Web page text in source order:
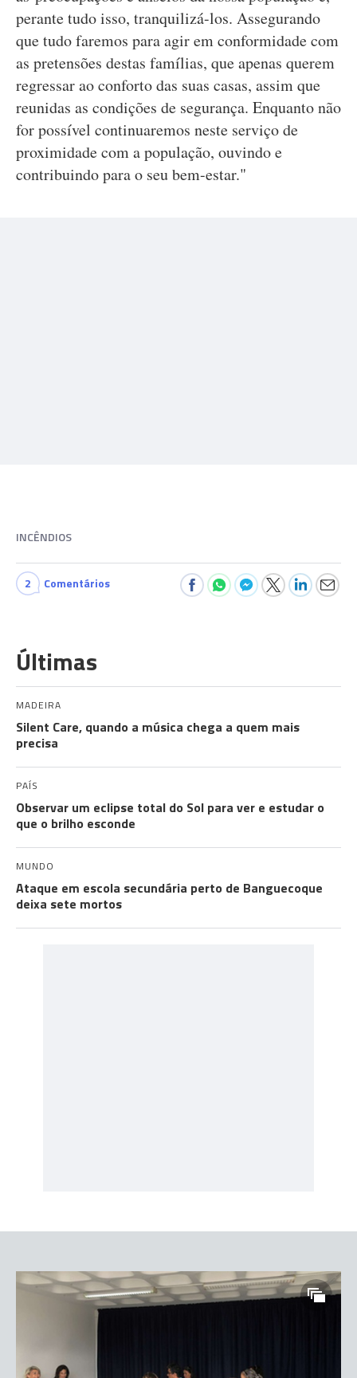
perante tudo isso, tranquilizá-los. Assegurando
que tudo faremos para agir em conformidade com
as pretensões destas famílias, que apenas querem
regressar ao conforto das suas casas, assim que
reunidas as condições de segurança. Enquanto não
for possível continuaremos neste serviço de
proximidade com a população, ouvindo e
contribuindo para o seu bem-estar."
INCÊNDIOS
2 Comentários
Últimas
MADEIRA
Silent Care, quando a música chega a quem mais
precisa
PAÍS
Observar um eclipse total do Sol para ver e estudar o
que o brilho esconde
MUNDO
Ataque em escola secundária perto de Banguecoque
deixa sete mortos